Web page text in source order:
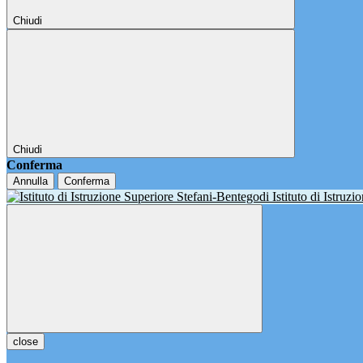
Chiudi
Chiudi
Conferma
Annulla Conferma
Istituto di
close